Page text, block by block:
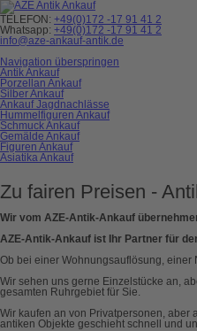
TELEFON: +49(0)172 -17 91 41 2
Whatsapp: +49(0)172 -17 91 41 2
info@aze-ankauf-antik.de
Navigation überspringen
Antik Ankauf
Porzellan Ankauf
Silber Ankauf
Ankauf Jagdnachlässe
Hummelfiguren Ankauf
Schmuck Ankauf
Gemälde Ankauf
Figuren Ankauf
Asiatika Ankauf
Zu fairen Preisen -
Wir vom AZE-Antik-Ankauf
AZE-Antik-Ankauf ist Ihr Partner für
Ob bei einer Wohnungsauflösung,
Wir sehen uns gerne Einzelstücke an,
gesamten Ruhrgebiet für Sie.
Wir kaufen an von Privatpersonen, aber
antiken Objekte geschieht schnell und